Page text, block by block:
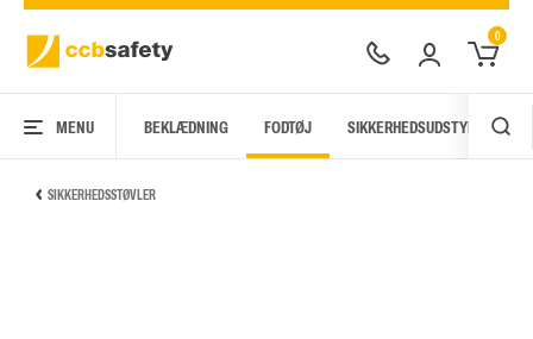
0
MENU BEKLÆDNING FODTØJ SIKKERHEDSUDSTYR
SIKKERHEDSSTØVLER